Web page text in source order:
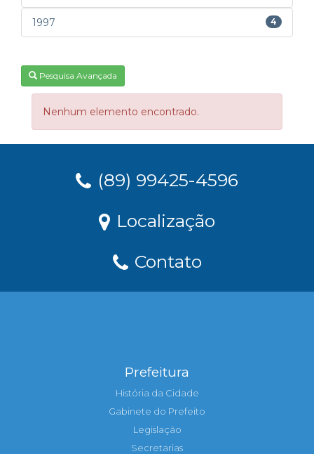
1997 4
Pesquisa Avançada
Nenhum elemento encontrado.
(89) 99425-4596
Localização
Contato
Prefeitura
História da Cidade
Gabinete do Prefeito
Legislação
Secretarias